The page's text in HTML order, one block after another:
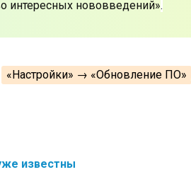
интересных нововведений».
«Настройки» → «Обновление ПО»
известны